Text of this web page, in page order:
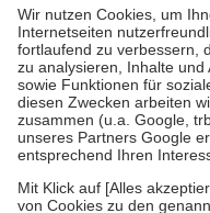
Grundsätzlich leisten
Prozent des Abgabepreises,
höchstens zehn Euro.Es
Kosten der Leistung zu
Diese Regeln gelten
Bei Heilmitteln und
Zuzahlung zehn Prozent
Um das Engagement der